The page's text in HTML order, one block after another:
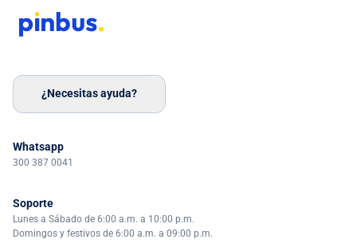
¿Necesitas ayuda?
Whatsapp
300 387 0041
Soporte
Lunes a Sábado de 6:00 a.m. a 10:00 p.m.
Domingos y festivos de 6:00 a.m. a 09:00 p.m.